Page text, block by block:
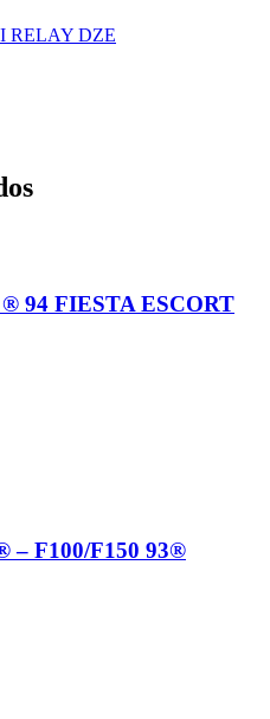
RELAY DZE
94 FIESTA ESCORT
– F100/F150 93®